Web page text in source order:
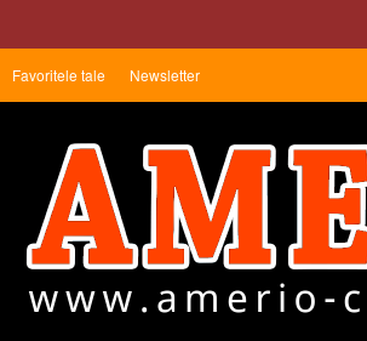
Favoritele tale Newsletter